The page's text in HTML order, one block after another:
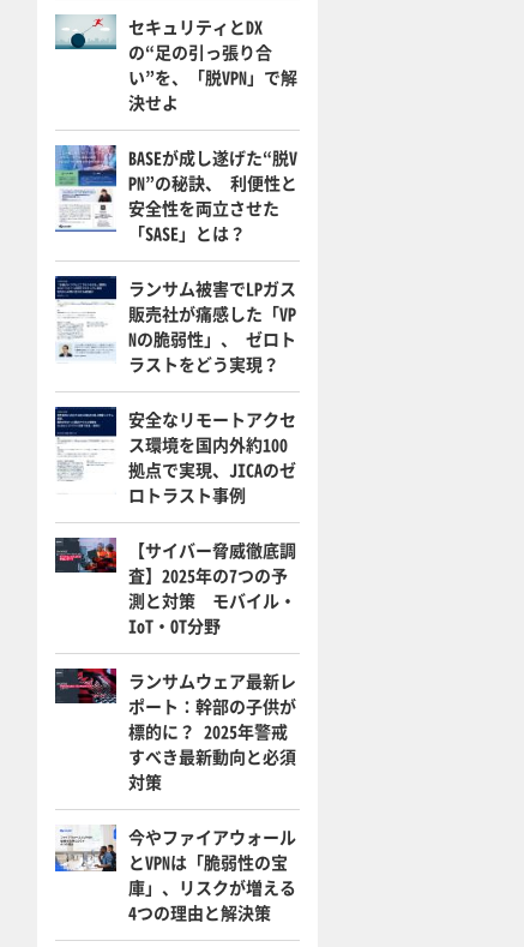
セキュリティとDX
の“足の引っ張り合
い”を、「脱VPN」で解
決せよ
BASEが成し遂げた“脱V
PN”の秘訣、 利便性と
安全性を両立させた
「SASE」とは？
ランサム被害でLPガス
販売社が痛感した「VP
Nの脆弱性」、 ゼロト
ラストをどう実現？
安全なリモートアクセ
ス環境を国内外約100
拠点で実現、JICAのゼ
ロトラスト事例
【サイバー脅威徹底調
査】2025年の7つの予
測と対策 モバイル・
IoT・OT分野
ランサムウェア最新レ
ポート：幹部の子供が
標的に？ 2025年警戒
すべき最新動向と必須
対策
今やファイアウォール
とVPNは「脆弱性の宝
庫」、リスクが増える
4つの理由と解決策